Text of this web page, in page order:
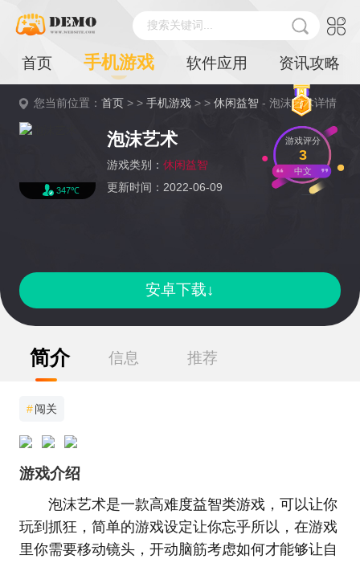
搜索关键词...
首页 手机游戏 软件应用 资讯攻略
您当前位置：首页 > >手机游戏 > >休闲益智 - 泡沫艺术详情
347℃
泡沫艺术
游戏类别： 休闲益智
更新时间：2022-06-09
游戏评分
3
中文
安卓下载↓
简介 信息 推荐
#闯关
游戏介绍
泡沫艺术是一款高难度益智类游戏，可以让你
玩到抓狂，简单的游戏设定让你忘乎所以，在游戏
里你需要移动镜头，开动脑筋考虑如何才能够让自